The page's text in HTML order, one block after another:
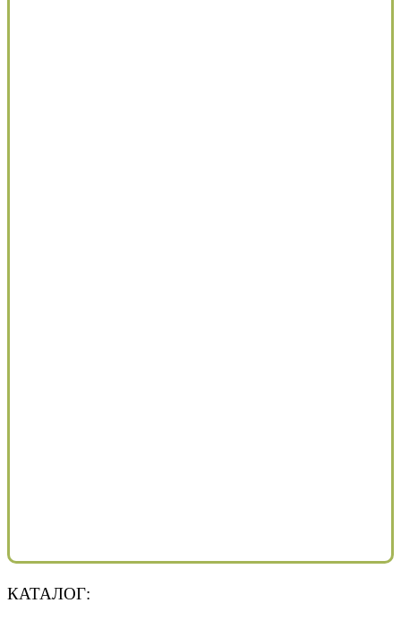
КАТАЛОГ: